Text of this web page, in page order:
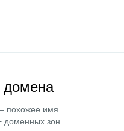
домена
похожее имя
доменных зон.